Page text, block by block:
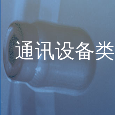
通讯设备类